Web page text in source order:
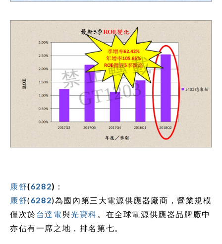
康舒(6282) ：
康舒(6282)為國內第三大電源供應器廠商，營業規模
僅次於台達電與光寶科 。在全球電源供應器品牌廠中
亦佔有一席之地，排名第七。